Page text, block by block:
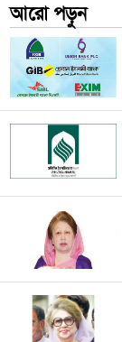
আরো পড়ুন